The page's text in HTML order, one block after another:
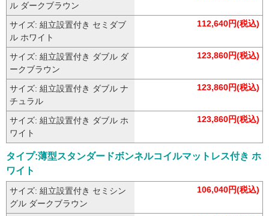
ル ダークブラウン
サイズ: 組立設置付き セミダブ
ル ホワイト
112,640円(税込)
サイズ: 組立設置付き ダブル ダ
ークブラウン
123,860円(税込)
サイズ: 組立設置付き ダブル ナ
チュラル
123,860円(税込)
サイズ: 組立設置付き ダブル ホ
ワイト
123,860円(税込)
タイプ:薄型スタンダードボンネルコイルマットレス付き ホ
ワイト
サイズ: 組立設置付き セミシン
グル ダークブラウン
106,040円(税込)